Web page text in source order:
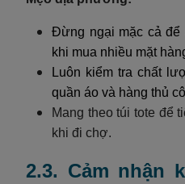
Đừng ngại mặc cả để
khi mua nhiều mặt
Luôn kiểm tra chất
quần áo và hàng thủ
Mang theo túi tote để
khi đi chợ.
2.3. Cảm nhận